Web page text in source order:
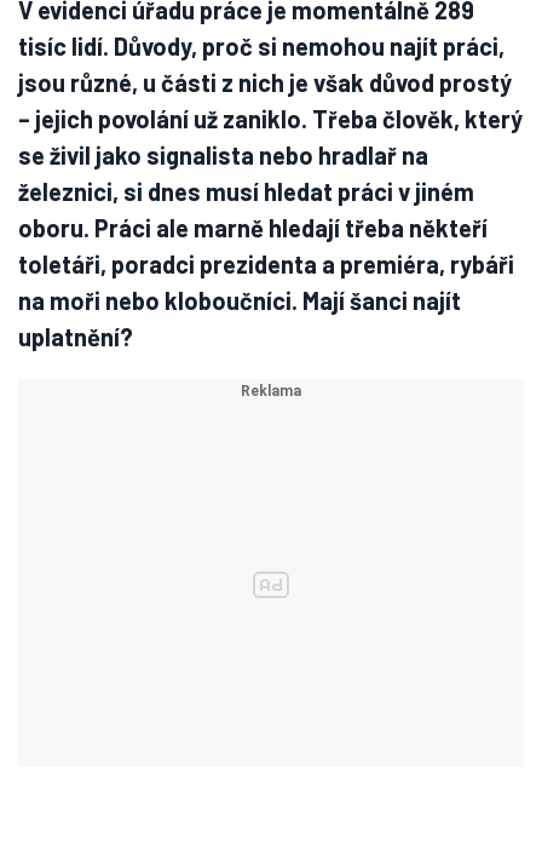
V evidenci úřadu práce je momentálně 289
tisíc lidí. Důvody, proč si nemohou najít práci,
jsou různé, u části z nich je však důvod prostý
– jejich povolání už zaniklo. Třeba člověk, který
se živil jako signalista nebo hradlař na
železnici, si dnes musí hledat práci v jiném
oboru. Práci ale marně hledají třeba někteří
toletáři, poradci prezidenta a premiéra, rybáři
na moři nebo kloboučníci. Mají šanci najít
uplatnění?